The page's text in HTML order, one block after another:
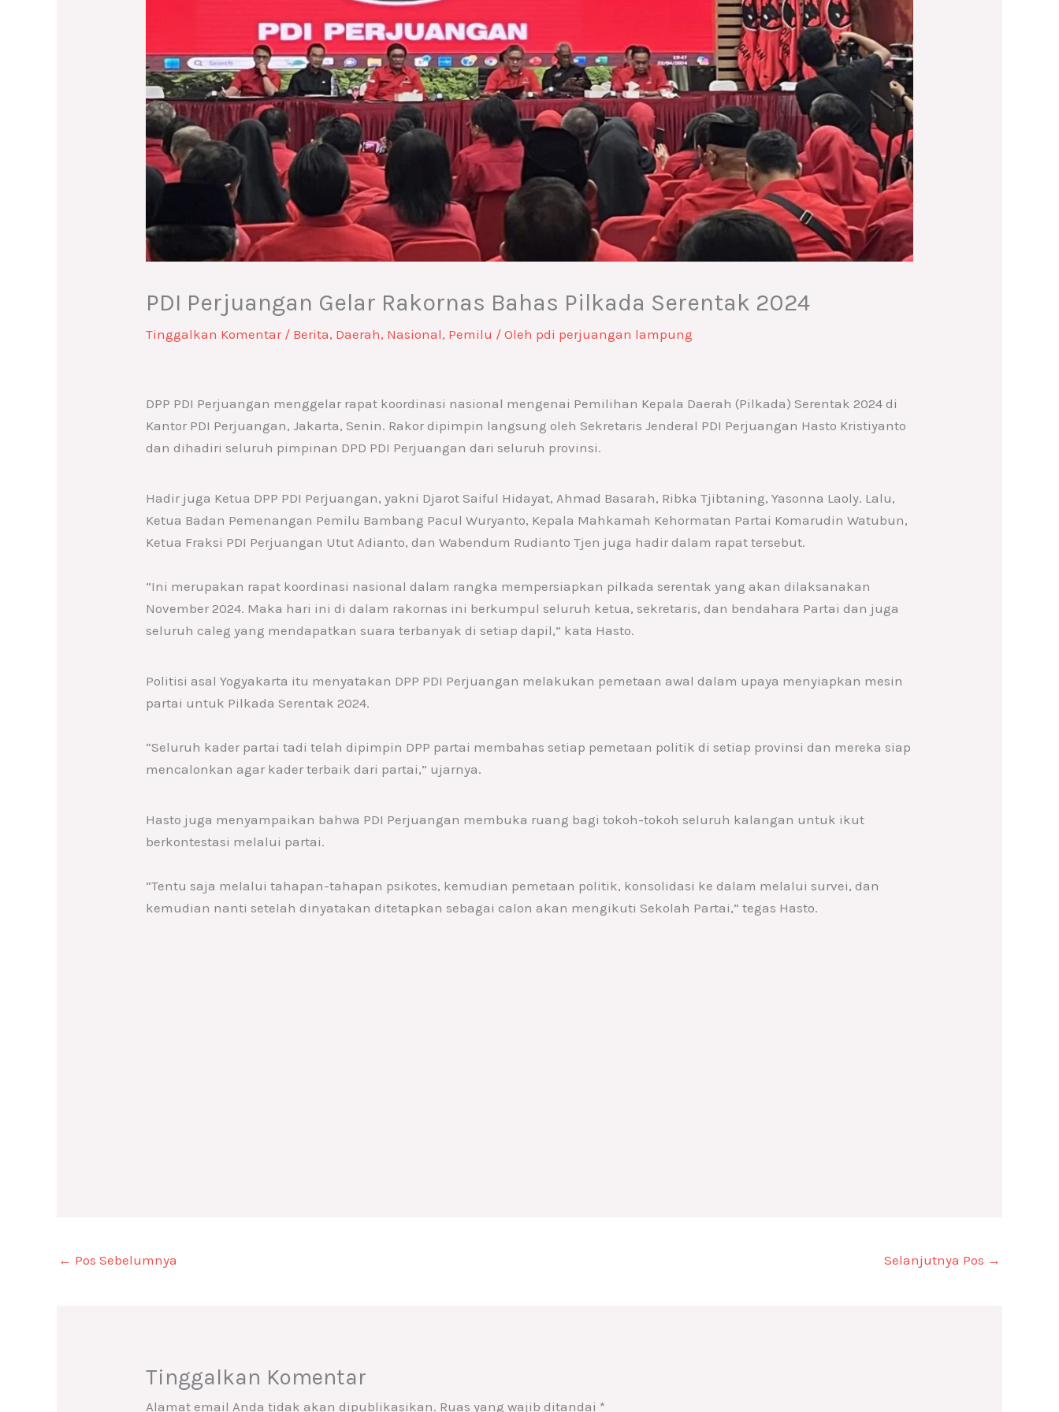
PDI Perjuangan Gelar Rakornas Bahas Pilkada Serentak 2024
Tinggalkan Komentar / Berita, Daerah, Nasional, Pemilu / Oleh pdi perjuangan lampung
DPP PDI Perjuangan menggelar rapat koordinasi nasional mengenai Pemilihan Kepala Daerah (Pilkada) Serentak 2024 di
Kantor PDI Perjuangan, Jakarta, Senin. Rakor dipimpin langsung oleh Sekretaris Jenderal PDI Perjuangan Hasto Kristiyanto
dan dihadiri seluruh pimpinan DPD PDI Perjuangan dari seluruh provinsi.
Hadir juga Ketua DPP PDI Perjuangan, yakni Djarot Saiful Hidayat, Ahmad Basarah, Ribka Tjibtaning, Yasonna Laoly. Lalu,
Ketua Badan Pemenangan Pemilu Bambang Pacul Wuryanto, Kepala Mahkamah Kehormatan Partai Komarudin Watubun,
Ketua Fraksi PDI Perjuangan Utut Adianto, dan Wabendum Rudianto Tjen juga hadir dalam rapat tersebut.
“Ini merupakan rapat koordinasi nasional dalam rangka mempersiapkan pilkada serentak yang akan dilaksanakan
November 2024. Maka hari ini di dalam rakornas ini berkumpul seluruh ketua, sekretaris, dan bendahara Partai dan juga
seluruh caleg yang mendapatkan suara terbanyak di setiap dapil,” kata Hasto.
Politisi asal Yogyakarta itu menyatakan DPP PDI Perjuangan melakukan pemetaan awal dalam upaya menyiapkan mesin
partai untuk Pilkada Serentak 2024.
“Seluruh kader partai tadi telah dipimpin DPP partai membahas setiap pemetaan politik di setiap provinsi dan mereka siap
mencalonkan agar kader terbaik dari partai,” ujarnya.
Hasto juga menyampaikan bahwa PDI Perjuangan membuka ruang bagi tokoh-tokoh seluruh kalangan untuk ikut
berkontestasi melalui partai.
“Tentu saja melalui tahapan-tahapan psikotes, kemudian pemetaan politik, konsolidasi ke dalam melalui survei, dan
kemudian nanti setelah dinyatakan ditetapkan sebagai calon akan mengikuti Sekolah Partai,” tegas Hasto.
← Pos Sebelumnya Selanjutnya Pos →
Tinggalkan Komentar
Alamat email Anda tidak akan dipublikasikan. Ruas yang wajib ditandai *